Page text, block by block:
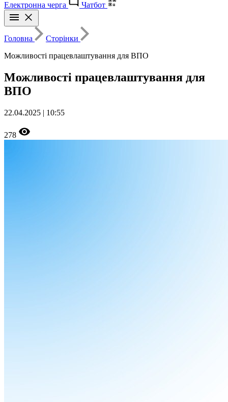
Електронна черга
Чатбот
Головна
Сторінки
Можливості працевлаштування для ВПО
Можливості працевлаштування для
ВПО
22.04.2025 | 10:55
278